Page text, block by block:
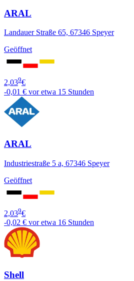
ARAL
Landauer Straße 65, 67346 Speyer
Geöffnet
2,039€
-0,01 € vor etwa 15 Stunden
ARAL
Industriestraße 5 a, 67346 Speyer
Geöffnet
2,039€
-0,02 € vor etwa 16 Stunden
Shell